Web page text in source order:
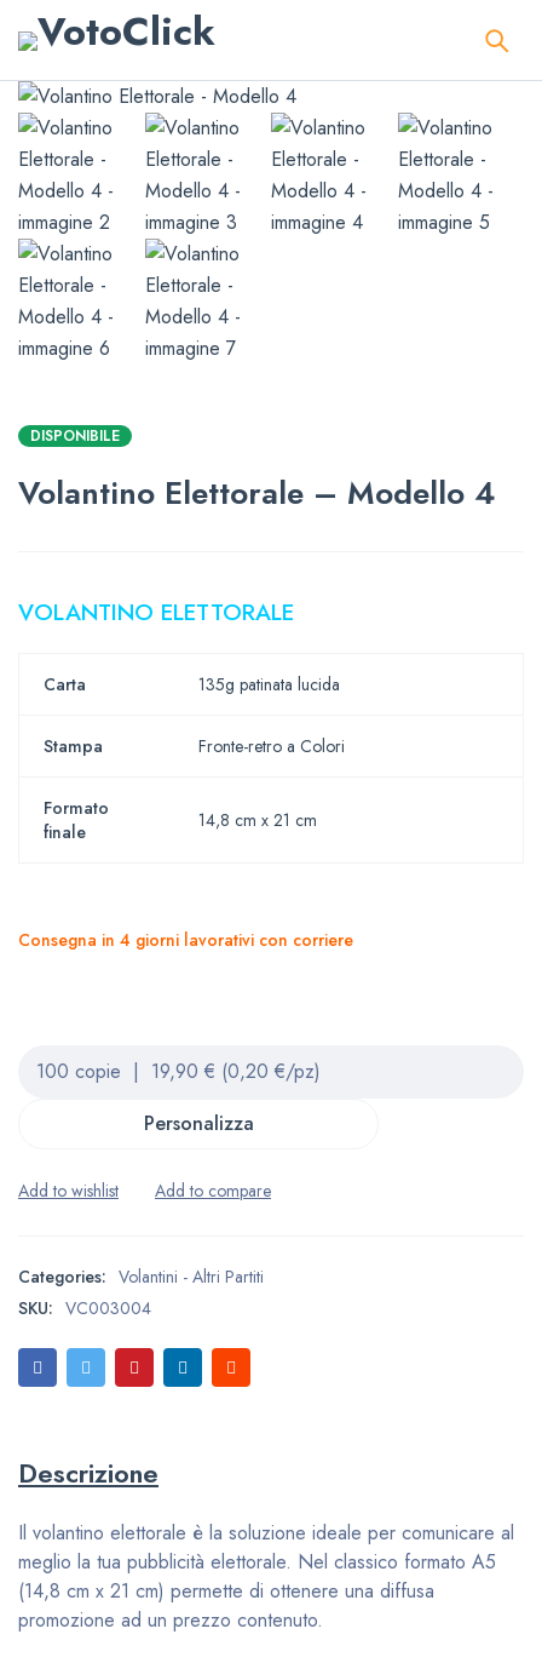
DISPONIBILE
Volantino Elettorale – Modello 4
VOLANTINO ELETTORALE
Carta 135g patinata lucida
Stampa Fronte-retro a Colori
Formato
finale
14,8 cm x 21 cm
Consegna in 4 giorni lavorativi con corriere
Personalizza
Categories: Volantini - Altri Partiti
SKU: VC003004
Descrizione
Il volantino elettorale è la soluzione ideale per comunicare al
meglio la tua pubblicità elettorale. Nel classico formato A5
(14,8 cm x 21 cm) permette di ottenere una diffusa
promozione ad un prezzo contenuto.